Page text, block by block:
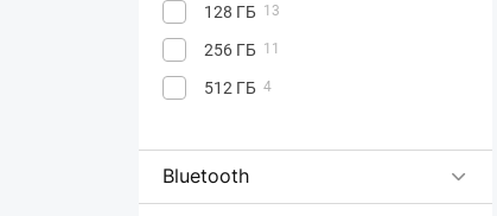
128 ГБ 13
256 ГБ 11
512 ГБ 4
Bluetooth